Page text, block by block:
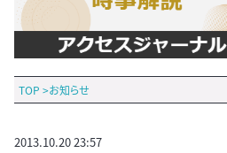
TOP >お知らせ
2013.10.20 23:57